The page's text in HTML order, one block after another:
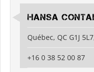
HANSA
Québec, QC G1J
+16 0 38 52 00 87